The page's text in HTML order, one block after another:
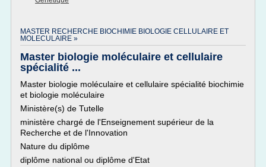
MASTER RECHERCHE BIOCHIMIE BIOLOGIE CELLULAIRE ET
MOLECULAIRE »
Master biologie moléculaire et cellulaire
spécialité ...
Master biologie moléculaire et cellulaire spécialité biochimie
et biologie moléculaire
Ministère(s) de Tutelle
ministère chargé de l'Enseignement supérieur de la
Recherche et de l'Innovation
Nature du diplôme
diplôme national ou diplôme d'Etat